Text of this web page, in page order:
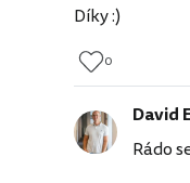
Díky :)
0
David
Rádo